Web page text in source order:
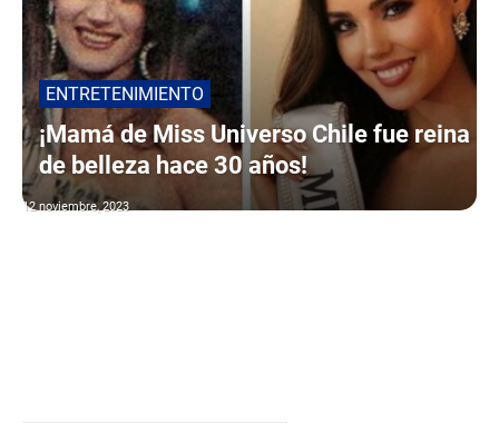
ENTRETENIMIENTO
¡Mamá de Miss Universo Chile fue reina
de belleza hace 30 años!
12 noviembre, 2023